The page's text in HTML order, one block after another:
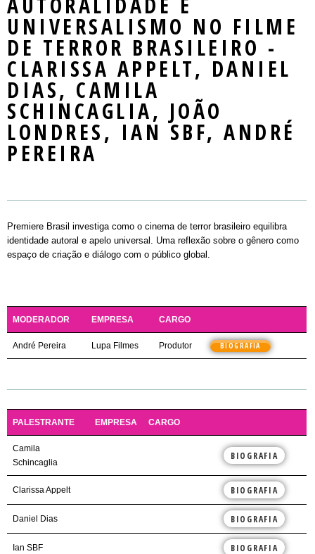
NOTÍCIAS
CONTATO
MASTERCLASS
WORKSHOPS
ROUND TABLES
EXIBIÇÃO
RIOMARKET JOVEM
REGULAMENTO
INSCREVA-SE
PLAYERS
Mercado
PALESTRANTES E PLAYERS
UNIVERSALISMO NO FILME
DE TERROR BRASILEIRO -
CLARISSA APPELT, DANIEL
DIAS, CAMILA
SCHINCAGLIA, JOÃO
LONDRES, IAN SBF, ANDRÉ
PEREIRA
Premiere Brasil investiga como o cinema de terror brasileiro equilibra
identidade autoral e apelo universal. Uma reflexão sobre o gênero como
espaço de criação e diálogo com o público global.
MODERADOR EMPRESA CARGO
André Pereira Lupa Filmes Produtor BIOGRAFIA
PALESTRANTE EMPRESA CARGO
Camila
Schincaglia
BIOGRAFIA
Clarissa Appelt BIOGRAFIA
Daniel Dias BIOGRAFIA
Ian SBF BIOGRAFIA